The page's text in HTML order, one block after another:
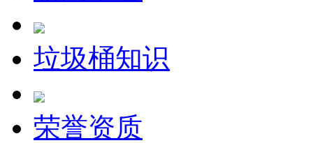
垃圾桶知识
荣誉资质